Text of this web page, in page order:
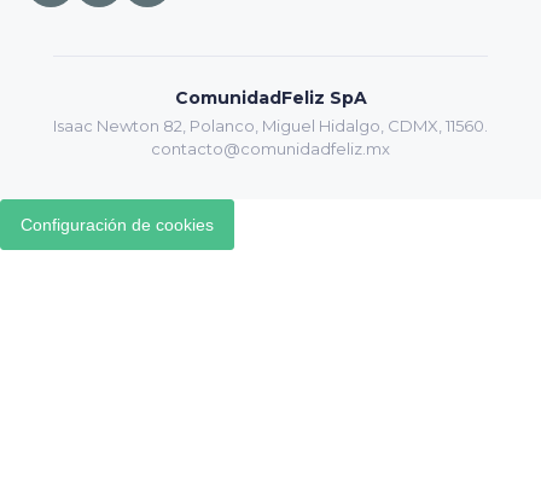
ComunidadFeliz SpA
Isaac Newton 82, Polanco, Miguel Hidalgo, CDMX, 11560.
contacto@comunidadfeliz.mx
Configuración de cookies